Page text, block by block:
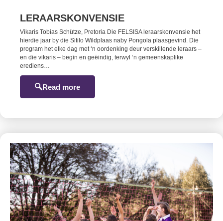
LERAARSKONVENSIE
Vikaris Tobias Schütze, Pretoria Die FELSISA leraarskonvensie het
hierdie jaar by die Sitilo Wildplaas naby Pongola plaasgevind. Die
program het elke dag met ‘n oordenking deur verskillende leraars –
en die vikaris – begin en geëindig, terwyl ‘n gemeenskaplike
erediens…
Read more